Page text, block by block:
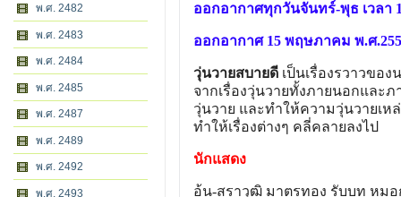
พ.ศ. 2482
พ.ศ. 2483
พ.ศ. 2484
พ.ศ. 2485
พ.ศ. 2487
พ.ศ. 2489
พ.ศ. 2492
พ.ศ. 2493
ออกอากาศทุกวันจันทร์-พุธ เวลา
ออกอากาศ 15 พฤษภาคม พ.ศ
วุ่นวายสบายดี เป็นเรื่องรวาวขอ
จากเรื่องวุ่นวายทั้งภายนอกและ
วุ่นวาย และทำให้ความวุ่นวายเ
ทำให้เรื่องต่างๆ คลี่คลายลงไป
นักแสดง
อ้น-สราวุฒิ มาตรทอง รับบท หมอ